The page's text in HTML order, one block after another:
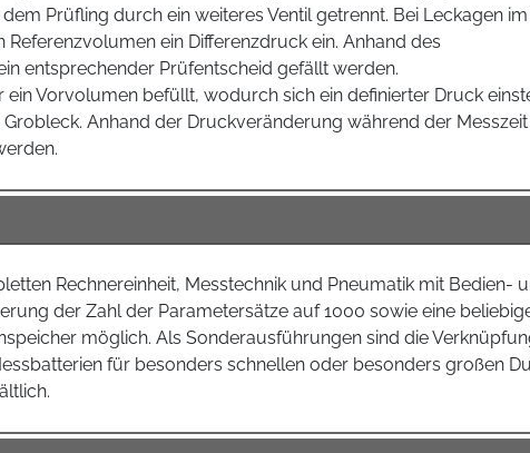
Prüfling durch ein weiteres Ventil getrennt. Bei Leckagen
ein Differenzdruck ein. Anhand des
entsprechender Prüfentscheid gefällt werden.
Vorvolumen befüllt, wodurch sich ein definierter Druck
Anhand der Druckveränderung während der
Rechnereinheit, Messtechnik und Pneumatik mit Bedien-
der Zahl der Parametersätze auf 1000 sowie eine
möglich. Als Sonderausführungen sind die
für besonders schnellen oder besonders großen